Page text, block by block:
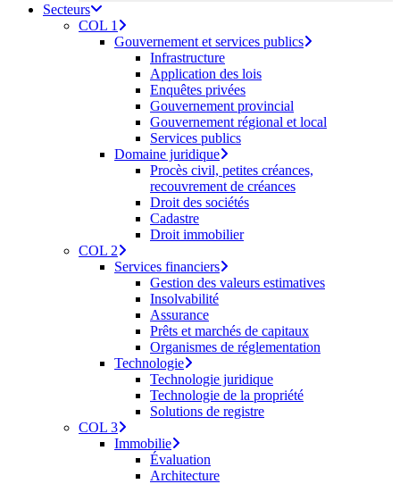
Secteurs
COL 1
Gouvernement et services publics
Infrastructure
Application des lois
Enquêtes privées
Gouvernement provincial
Gouvernement régional et local
Services publics
Domaine juridique
Procès civil, petites créances,
recouvrement de créances
Droit des sociétés
Cadastre
Droit immobilier
COL 2
Services financiers
Gestion des valeurs estimatives
Insolvabilité
Assurance
Prêts et marchés de capitaux
Organismes de réglementation
Technologie
Technologie juridique
Technologie de la propriété
Solutions de registre
COL 3
Immobilie
Évaluation
Architecture